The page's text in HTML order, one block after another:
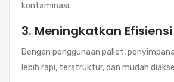
kontaminasi.
3. Meningkatkan
Dengan penggunaan pallet,
lebih rapi, terstruktur, dan mudah